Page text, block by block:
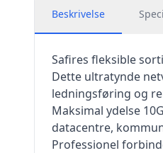
Beskrivelse
Safires fleksible
Dette ultratynde
ledningsføring og
Maksimal ydelse
datacentre,
Professionel